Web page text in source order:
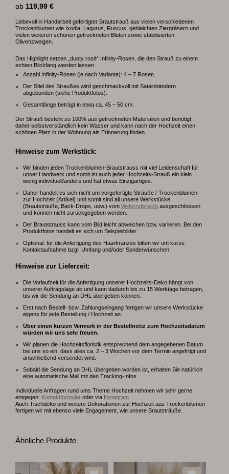
ab 119,99 €
Liebevoll in Handarbeit gefertigter Brautstrauß aus vielen verschiedenen
Trockenblumen wie Ixodia, Lagurus, Ruscus, gebleichten Ziergräsern und
vielen weiteren schönen getrockneten Blüten sowie stabilisierten
Olivenzweigen.
Das Highlight setzen „dusty rosé“ Infinity-Rosen, die den Strauß zu einem
echten Blickfang werden lassen.
Anzahl Infinity-Rosen (je nach Variante): 4 – 7 Rosen
Der Stiel des Straußes wird geschmackvoll mit Satainbändern
abgebunden (siehe Produktfotos).
Gesamtlänge beträgt in etwa ca. 45 – 50 cm.
Der Strauß besteht zu 100% aus getrockneten Materialien und benötigt
daher selbstverständlich kein Wasser und kann nach der Hochzeit einen
schönen Platz in der Wohnung als Erinnerung finden.
Hinweise zum Werkstück:
Wir binden jeden Trockenblumen-Brautstrauss mit viel Leidenschaft für
unser Handwerk und somit ist auch jeder Hochzeits-Strauß ein klein
wenig individuell/anders und hat etwas Einzigartiges.
Daher handelt es sich nicht um vorgefertigte Sträuße / Trockenblumen
zur Hochzeit (Artikel) und somit sind all unsere Werkstücke
(Brautsträuße, Back-Drops, usw.) vom Widerrufsrecht ausgeschlossen
und können nicht zurückgegeben werden.
Der Brautstrauss kann vom Bild leicht abweichen bzw. variieren. Bei den
Produktfotos handelt es sich um Beispielbilder.
Optional: für die Anfertigung des Haarkranzes bitten wir um kurze
Kontaktaufnahme bzgl. Umfang und/oder Sonderwünschen.
Hinweise zur Lieferzeit:
Die Vorlaufzeit für die Anfertigung unserer Hochzeits-Deko hängt von
unserer Auftragslage ab und kann dadurch bis zu 15 Werktage betragen,
bis wir die Sendung an DHL übergeben können.
Erst nach Bestell- bzw. Zahlungseingang fertigen wir unsere Werkstücke
eigens für jede Bestellung / Hochzeit an.
Über einen kurzen Vermerk in der Bestellnotiz zum Hochzeitsdatum
würden wir uns sehr freuen.
Wir planen die Hochzeitsfloristik entsprechend dem angegebenen Datum
bei uns so ein, dass alles ca. 2 – 3 Wochen vor dem Termin angefrtigt und
anschließend versendet wird.
Sobald die Sendung an DHL übergeben worden ist, erhalten Sie natürlich
eine automatische Mail mit den Tracking-Infos.
Individuelle Anfragen rund ums Theme Hochzeit nehmen wir sehr gerne
entgegen: Kontaktformular oder via Instagram
Auch Tischdeko und weitere Dekorationen zur Hochzeit aus Trockenblumen
fertigen wir mit ebenso viele Engagement, wie unsere Brautsträuße.
Ähnliche Produkte